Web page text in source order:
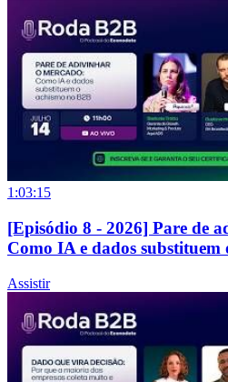
1:03:15
[Episódio 8 - 2026] Pare de
Como IA e dados substituem
Assistir